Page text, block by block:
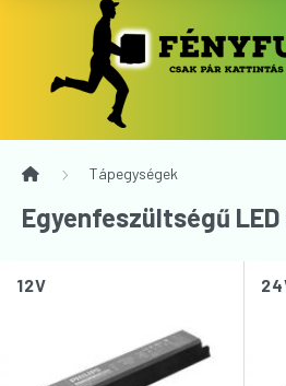
Tápegységek
Egyenfeszültségű
12V